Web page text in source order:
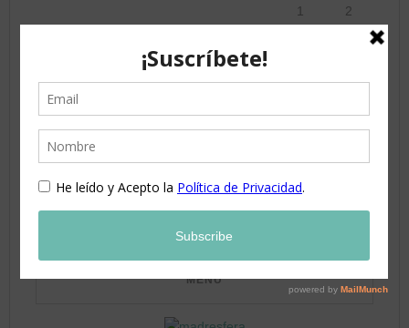
1 2
5
10 11 12 13 14 15 16
24 25 26 27 28 29 30